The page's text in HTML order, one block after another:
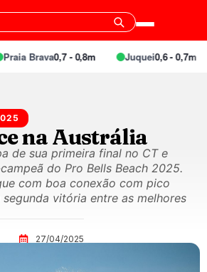
Brava0,7 - 0,8m Juquei0,6 - 0,7m
na Austrália
de sua primeira final no CT e
do Pro Bells Beach 2025.
com boa conexão com pico
vitória entre as melhores
27/04/2025